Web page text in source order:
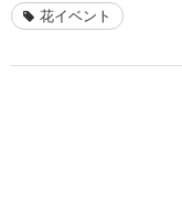
花イベント